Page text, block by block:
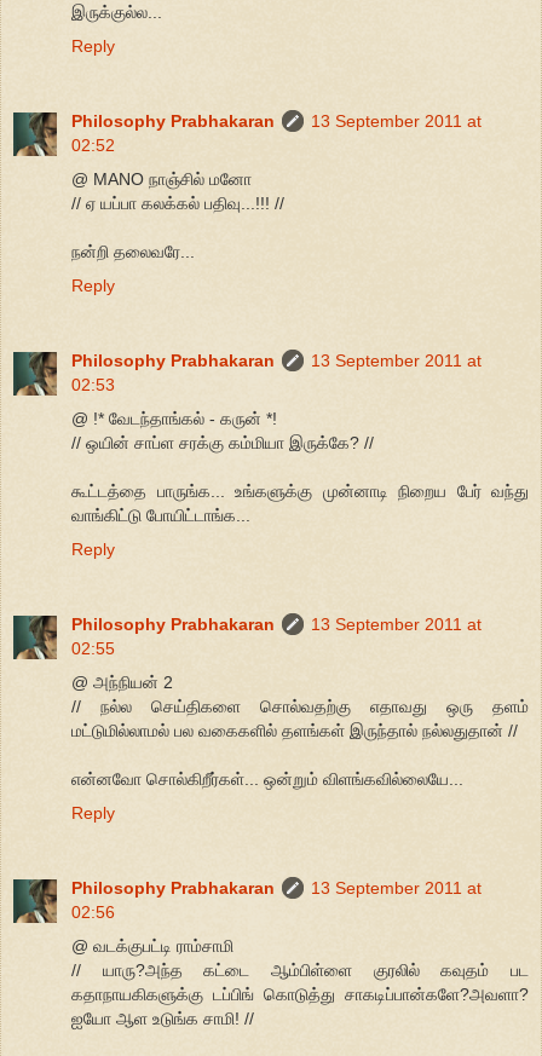
இருக்குல்ல...
Reply
Philosophy Prabhakaran
13 September 2011 at
02:52
@ MANO நாஞ்சில் மனோ
// ஏ யப்பா கலக்கல் பதிவு...!!! //
நன்றி தலைவரே...
Reply
Philosophy Prabhakaran
13 September 2011 at
02:53
@ !* வேடந்தாங்கல் - கருன் *!
// ஒயின் சாப்ள சரக்கு கம்மியா இருக்கே? //
கூட்டத்தை பாருங்க... உங்களுக்கு முன்னாடி நிறைய பேர் வந்து
வாங்கிட்டு போயிட்டாங்க...
Reply
Philosophy Prabhakaran
13 September 2011 at
02:55
@ அந்நியன் 2
// நல்ல செய்திகளை சொல்வதற்கு எதாவது ஒரு தளம்
மட்டுமில்லாமல் பல வகைகளில் தளங்கள் இருந்தால் நல்லதுதான் //
என்னவோ சொல்கிறீர்கள்... ஒன்றும் விளங்கவில்லையே...
Reply
Philosophy Prabhakaran
13 September 2011 at
02:56
@ வடக்குபட்டி ராம்சாமி
// யாரு?அந்த கட்டை ஆம்பிள்ளை குரலில் கவுதம் பட
கதாநாயகிகளுக்கு டப்பிங் கொடுத்து சாகடிப்பான்களே?அவளா?
ஐயோ ஆள உடுங்க சாமி! //